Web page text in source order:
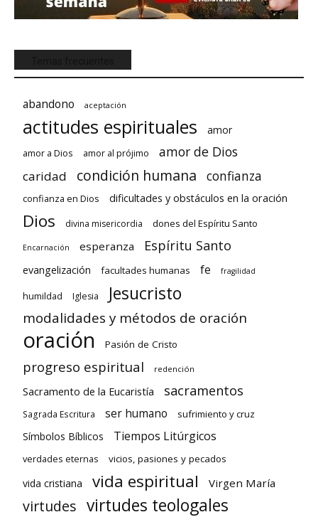
abandono aceptación
actitudes espirituales amor
amor a Dios amor al prójimo amor de Dios
caridad condición humana confianza
confianza en Dios dificultades y obstáculos en la oración
Dios divina misericordia dones del Espíritu Santo
Encarnación esperanza Espíritu Santo
evangelización facultades humanas fe fragilidad
humildad Iglesia Jesucristo
modalidades y métodos de oración
oración Pasión de Cristo
progreso espiritual redención
Sacramento de la Eucaristía sacramentos
Sagrada Escritura ser humano sufrimiento y cruz
Símbolos Bíblicos Tiempos Litúrgicos
verdades eternas vicios, pasiones y pecados
vida cristiana vida espiritual Virgen María
virtudes virtudes teologales